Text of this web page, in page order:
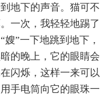
地下的声音。猫可不
一次，我轻轻地踢了
”一下地跳到地下，
的晚上，它的眼睛会
闪烁，这样一来可以
手电筒向它的眼珠一